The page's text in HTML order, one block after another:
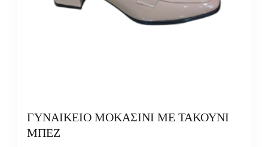
ΓΥΝΑΙΚΕΙΟ ΜΟΚΑΣΙΝΙ ΜΕ ΤΑΚΟΥΝΙ
ΜΠΕΖ